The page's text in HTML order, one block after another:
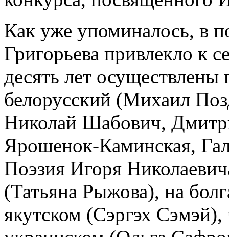
Как уже упоминалось, в
Григорьева привлекло к
десять лет осуществлены
белорусский (Михаил
Николай Шабович,
Ярошенок-Каминская,
Поэзия Игоря
(Татьяна Рыжова), на
якутском (Сэргэх